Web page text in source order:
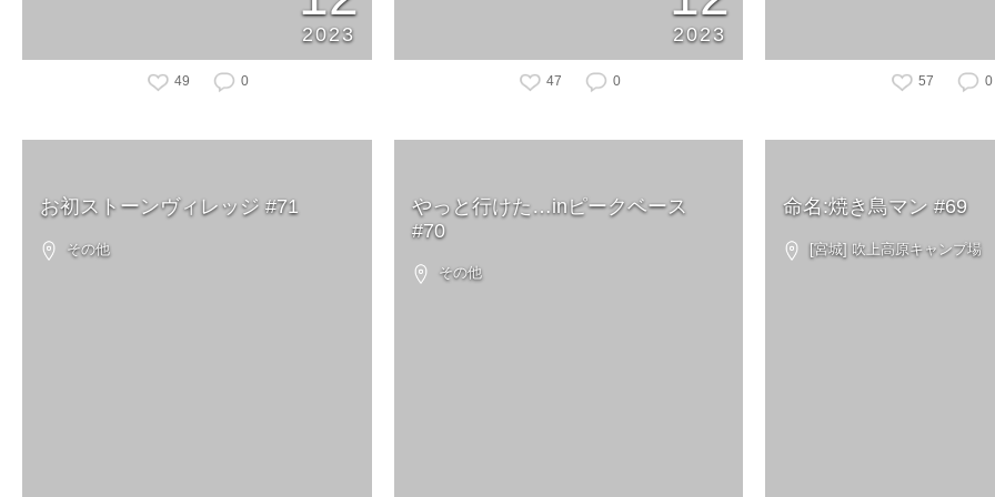
2023
49 0
2023
47 0 57 0
お初ストーンヴィレッジ #71
その他
やっと行けた…inピークベース
#70
その他
命名:焼き鳥マン #69
[宮城] 吹上高原キャンプ場